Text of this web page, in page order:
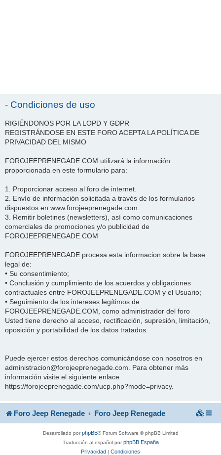
- Condiciones de uso
RIGIÉNDONOS POR LA LOPD Y GDPR
REGISTRÁNDOSE EN ESTE FORO ACEPTA LA POLÍTICA DE
PRIVACIDAD DEL MISMO
FOROJEEPRENEGADE.COM utilizará la información
proporcionada en este formulario para:
1. Proporcionar acceso al foro de internet.
2. Envío de información solicitada a través de los formularios
dispuestos en www.forojeeprenegade.com.
3. Remitir boletines (newsletters), así como comunicaciones
comerciales de promociones y/o publicidad de
FOROJEEPRENEGADE.COM
FOROJEEPRENEGADE procesa esta informacion sobre la base
legal de:
• Su consentimiento;
• Conclusión y cumplimiento de los acuerdos y obligaciones
contractuales entre FOROJEEPRENEGADE.COM y el Usuario;
• Seguimiento de los intereses legítimos de
FOROJEEPRENEGADE.COM, como administrador del foro
Usted tiene derecho al acceso, rectificación, supresión, limitación,
oposición y portabilidad de los datos tratados.
Puede ejercer estos derechos comunicándose con nosotros en
administracion@forojeeprenegade.com. Para obtener más
información visite el siguiente enlace
https://forojeeprenegade.com/ucp.php?mode=privacy.
Foro Jeep Renegade Foro Jeep Renegade
Desarrollado porphpBB® Forum Software © phpBB Limited
Traducción al español porphpBB España
Privacidad | Condiciones